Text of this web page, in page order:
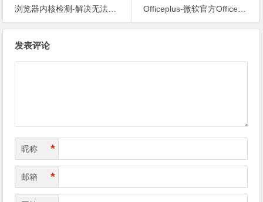
浏览器内核检测-解决无法更新Chrome的问题
Officeplus-微软官方Office模板资源站
发表评论
昵称 *
邮箱 *